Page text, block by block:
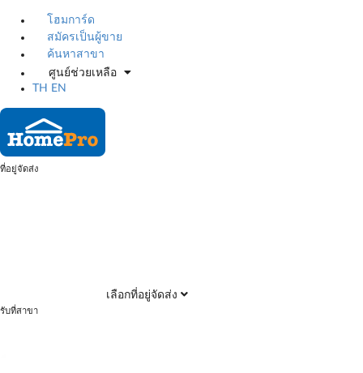
โฮมการ์ด
สมัครเป็นผู้ขาย
ค้นหาสาขา
ศูนย์ช่วยเหลือ
TH
EN
ที่อยู่จัดส่ง
เลือกที่อยู่จัดส่ง
รับที่สาขา